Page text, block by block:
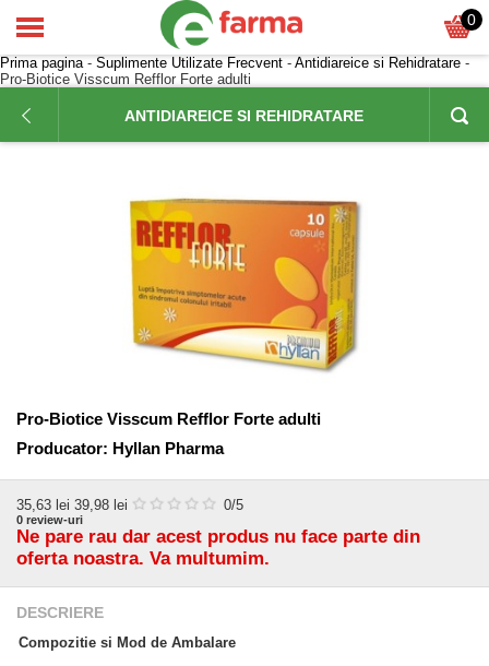
0
Prima pagina- Suplimente Utilizate Frecvent - Antidiareice si Rehidratare -
Pro-Biotice Visscum Refflor Forte adulti
ANTIDIAREICE SI REHIDRATARE
Pro-Biotice Visscum Refflor Forte adulti
Producator: Hyllan Pharma
35,63 lei 39,98 lei 0/5
0 review-uri
Ne pare rau dar acest produs nu face parte din
oferta noastra. Va multumim.
DESCRIERE
Compozitie si Mod de Ambalare